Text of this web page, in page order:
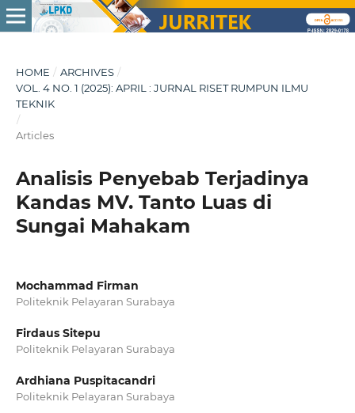
HOME / ARCHIVES /
VOL. 4 NO. 1 (2025): APRIL : JURNAL RISET RUMPUN ILMU
TEKNIK
/
Articles
Analisis Penyebab Terjadinya
Kandas MV. Tanto Luas di
Sungai Mahakam
Mochammad Firman
Politeknik Pelayaran Surabaya
Firdaus Sitepu
Politeknik Pelayaran Surabaya
Ardhiana Puspitacandri
Politeknik Pelayaran Surabaya